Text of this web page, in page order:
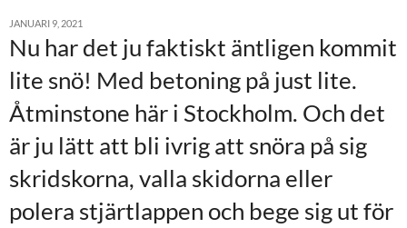
JANUARI 9, 2021
Nu har det ju faktiskt äntligen kommit
lite snö! Med betoning på just lite.
Åtminstone här i Stockholm. Och det
är ju lätt att bli ivrig att snöra på sig
skridskorna, valla skidorna eller
polera stjärtlappen och bege sig ut för